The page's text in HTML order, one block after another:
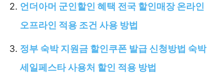
언더아머 군인할인 혜택 전국 할인매장 온라인
오프라인 적용 조건 사용 방법
정부 숙박 지원금 할인쿠폰 발급 신청방법 숙박
세일페스타 사용처 할인 적용 방법